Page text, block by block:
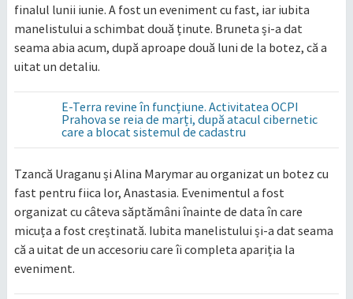
finalul lunii iunie. A fost un eveniment cu fast, iar iubita
manelistului a schimbat două ținute. Bruneta și-a dat
seama abia acum, după aproape două luni de la botez, că a
uitat un detaliu.
E-Terra revine în funcțiune. Activitatea OCPI
Prahova se reia de marți, după atacul cibernetic
care a blocat sistemul de cadastru
Tzancă Uraganu și Alina Marymar au organizat un botez cu
fast pentru fiica lor, Anastasia. Evenimentul a fost
organizat cu câteva săptămâni înainte de data în care
micuța a fost creștinată. Iubita manelistului și-a dat seama
că a uitat de un accesoriu care îi completa apariția la
eveniment.